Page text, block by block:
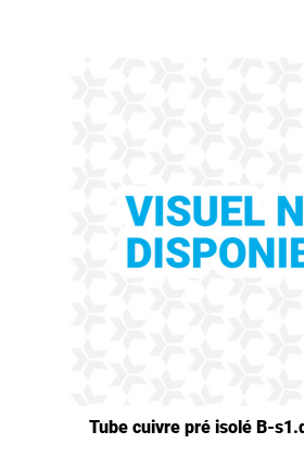
Tube cuivre pré isolé B-